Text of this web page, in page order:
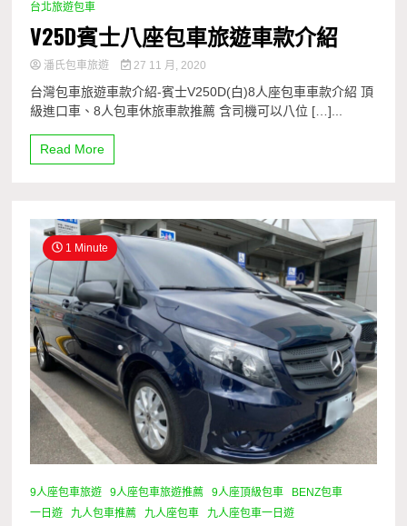
台北旅遊包車
V25D賓士八座包車旅遊車款介紹
潘氏包車旅遊 27 11 月, 2020
台灣包車旅遊車款介紹-賓士V250D(白)8人座包車車款介紹 頂
級進口車、8人包車休旅車款推薦 含司機可以八位 […]...
Read More
1 Minute
9人座包車旅遊 9人座包車旅遊推薦 9人座頂級包車
BENZ包車
一日遊
九人包車推薦 九人座包車
九人座包車一日遊